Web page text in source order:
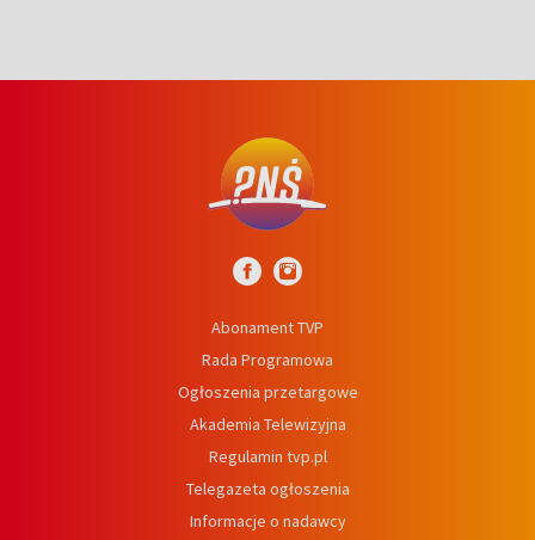
Abonament TVP
Rada Programowa
Ogłoszenia przetargowe
Akademia Telewizyjna
Regulamin tvp.pl
Telegazeta ogłoszenia
Informacje o nadawcy